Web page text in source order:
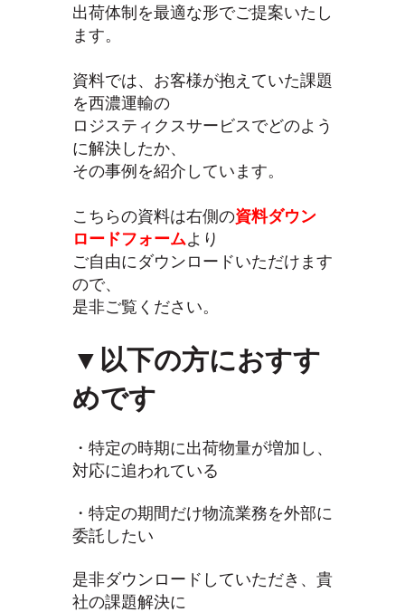
出荷体制を最適な形でご提案いたし
ます。
資料では、お客様が抱えていた課題
を西濃運輸の
ロジスティクスサービスでどのよう
に解決したか、
その事例を紹介しています。
こちらの資料は右側の資料ダウン
ロードフォームより
ご自由にダウンロードいただけます
ので、
是非ご覧ください。
▼以下の方におすす
めです
・特定の時期に出荷物量が増加し、
対応に追われている
・特定の期間だけ物流業務を外部に
委託したい
是非ダウンロードしていただき、貴
社の課題解決に